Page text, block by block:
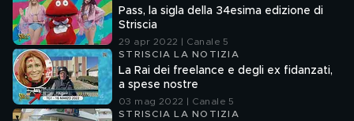
Pass, la sigla della 34esima edizione di
Striscia
29 apr 2022 | Canale 5
STRISCIA LA NOTIZIA
La Rai dei freelance e degli ex fidanzati,
a spese nostre
03 mag 2022 | Canale 5
STRISCIA LA NOTIZIA